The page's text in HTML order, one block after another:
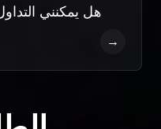
هل يمكنني
→